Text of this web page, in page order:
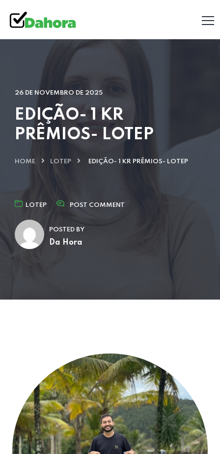
26 DE NOVEMBRO DE 2025
EDIÇÃO- 1 KR
PRÊMIOS- LOTEP
HOME LOTEP EDIÇÃO- 1 KR PRÊMIOS- LOTEP
LOTEP POST COMMENT
POSTED BY
Da Hora